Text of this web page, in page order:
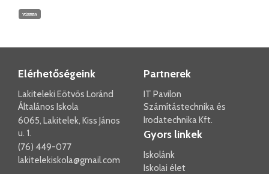
vissza
Elérhetőségeink
Lakiteleki Eötvös Loránd
Általános Iskola
6065, Lakitelek, Kiss János
u. 1.
(76) 449-077
lakitelekiskola@gmail.com
Partnerek
IT Pavilon
Számítástechnika és
Irodatechnika Kft.
Gyors linkek
Iskolánk
Iskolai élet